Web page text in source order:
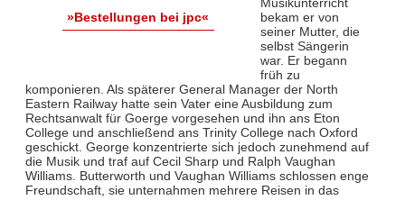
»Bestellungen bei jpc«
bekam er von
seiner Mutter, die
selbst Sängerin
war. Er begann
früh zu
komponieren. Als späterer General Manager der North
Eastern Railway hatte sein Vater eine Ausbildung zum
Rechtsanwalt für Goerge vorgesehen und ihn ans Eton
College und anschließend ans Trinity College nach Oxford
geschickt. George konzentrierte sich jedoch zunehmend auf
die Musik und traf auf Cecil Sharp und Ralph Vaughan
Williams. Butterworth und Vaughan Williams schlossen enge
Freundschaft, sie unternahmen mehrere Reisen in das